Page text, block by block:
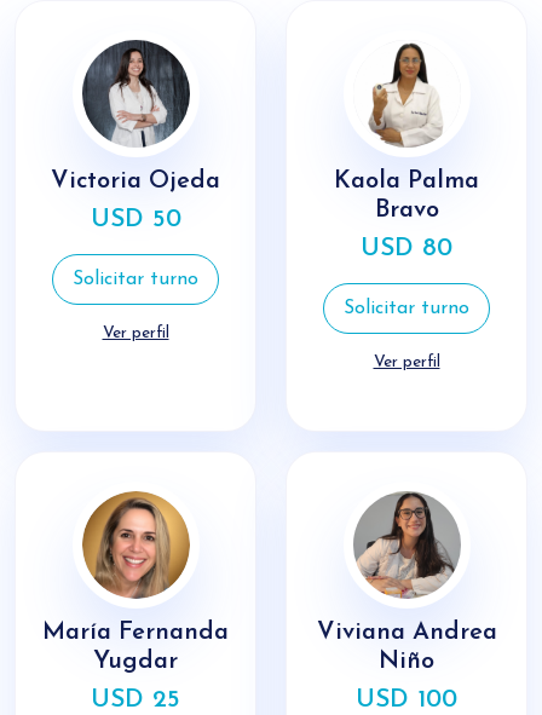
Victoria Ojeda
USD 50
Solicitar turno
Ver perfil
Kaola Palma
Bravo
USD 80
Solicitar turno
Ver perfil
María Fernanda
Yugdar
USD 25
Viviana Andrea
Niño
USD 100